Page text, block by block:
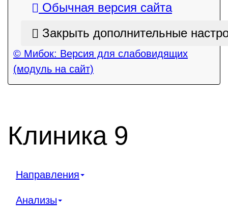
Обычная версия сайта
Закрыть дополнительные
© Мибок: Версия для слабовидящих
(модуль на сайт)
Клиника 9
Направления
Анализы